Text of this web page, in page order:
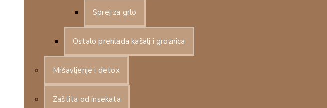
Sprej za grlo
Ostalo prehlada kašalj i groznica
Mršavljenje i detox
Zaštita od insekata